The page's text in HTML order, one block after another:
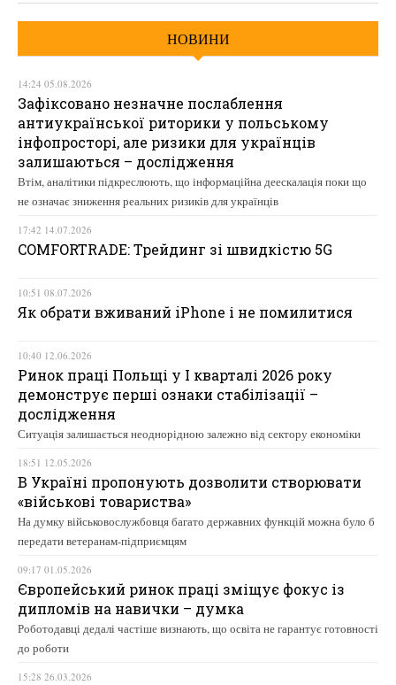
НОВИНИ
14:24 05.08.2026
Зафіксовано незначне послаблення
антиукраїнської риторики у польському
інфопросторі, але ризики для українців
залишаються – дослідження
Втім, аналітики підкреслюють, що інформаційна деескалація поки що
не означає зниження реальних ризиків для українців
17:42 14.07.2026
COMFORTRADE: Трейдинг зі швидкістю 5G
10:51 08.07.2026
Як обрати вживаний iPhone і не помилитися
10:40 12.06.2026
Ринок праці Польщі у І кварталі 2026 року
демонструє перші ознаки стабілізації –
дослідження
Ситуація залишається неоднорідною залежно від сектору економіки
18:51 12.05.2026
В Україні пропонують дозволити створювати
«військові товариства»
На думку військовослужбовця багато державних функцій можна було б
передати ветеранам-підприємцям
09:17 01.05.2026
Європейський ринок праці зміщує фокус із
дипломів на навички – думка
Роботодавці дедалі частіше визнають, що освіта не гарантує готовності
до роботи
15:28 26.03.2026